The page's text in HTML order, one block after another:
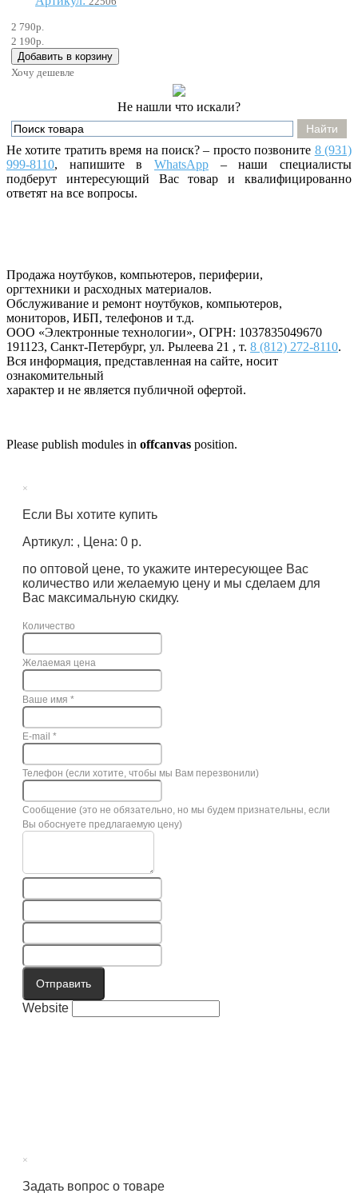
2 790р.
2 190р.
Хочу дешевле
Не нашли что искали?
Не хотите тратить время на поиск? – просто позвоните 8 (931)
999-8110, напишитевWhatsApp – наши специалисты
подберут интересующий Вас товар и квалифицированно
ответят на все вопросы.
Продажа ноутбуков, компьютеров, периферии,
оргтехники и расходных материалов.
Обслуживание и ремонт ноутбуков, компьютеров,
мониторов, ИБП, телефонов и т.д.
ООО «Электронные технологии», ОГРН: 1037835049670
191123, Санкт-Петербург, ул. Рылеева 21 , т. 8 (812) 272-8110.
Вся информация, представленная на сайте, носит
ознакомительный
характер и не является публичной офертой.
Please publish modules in offcanvas position.
×
Если Вы хотите купить
Артикул: , Цена: 0 р.
по оптовой цене, то укажите интересующее Вас
количество или желаемую цену и мы сделаем для
Вас максимальную скидку.
Количество
Желаемая цена
Ваше имя *
E-mail *
Телефон (если хотите, чтобы мы Вам перезвонили)
Сообщение (это не обязательно, но мы будем признательны, если
Вы обоснуете предлагаемую цену)
Отправить
Website
×
Задать вопрос о товаре